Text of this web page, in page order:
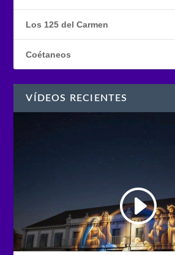
Los 125 del Carmen
Coétaneos
VÍDEOS RECIENTES